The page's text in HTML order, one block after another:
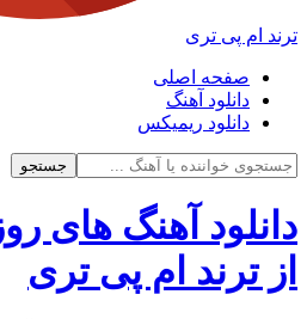
ترند ام پی تری
صفحه اصلی
دانلود آهنگ
دانلود ریمیکس
جستجو
از ترند ام پی تری